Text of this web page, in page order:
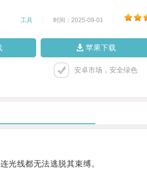
工具 时间：2025-09-01
苹果下载
安卓市场，安全绿色
线都无法逃脱其束缚。